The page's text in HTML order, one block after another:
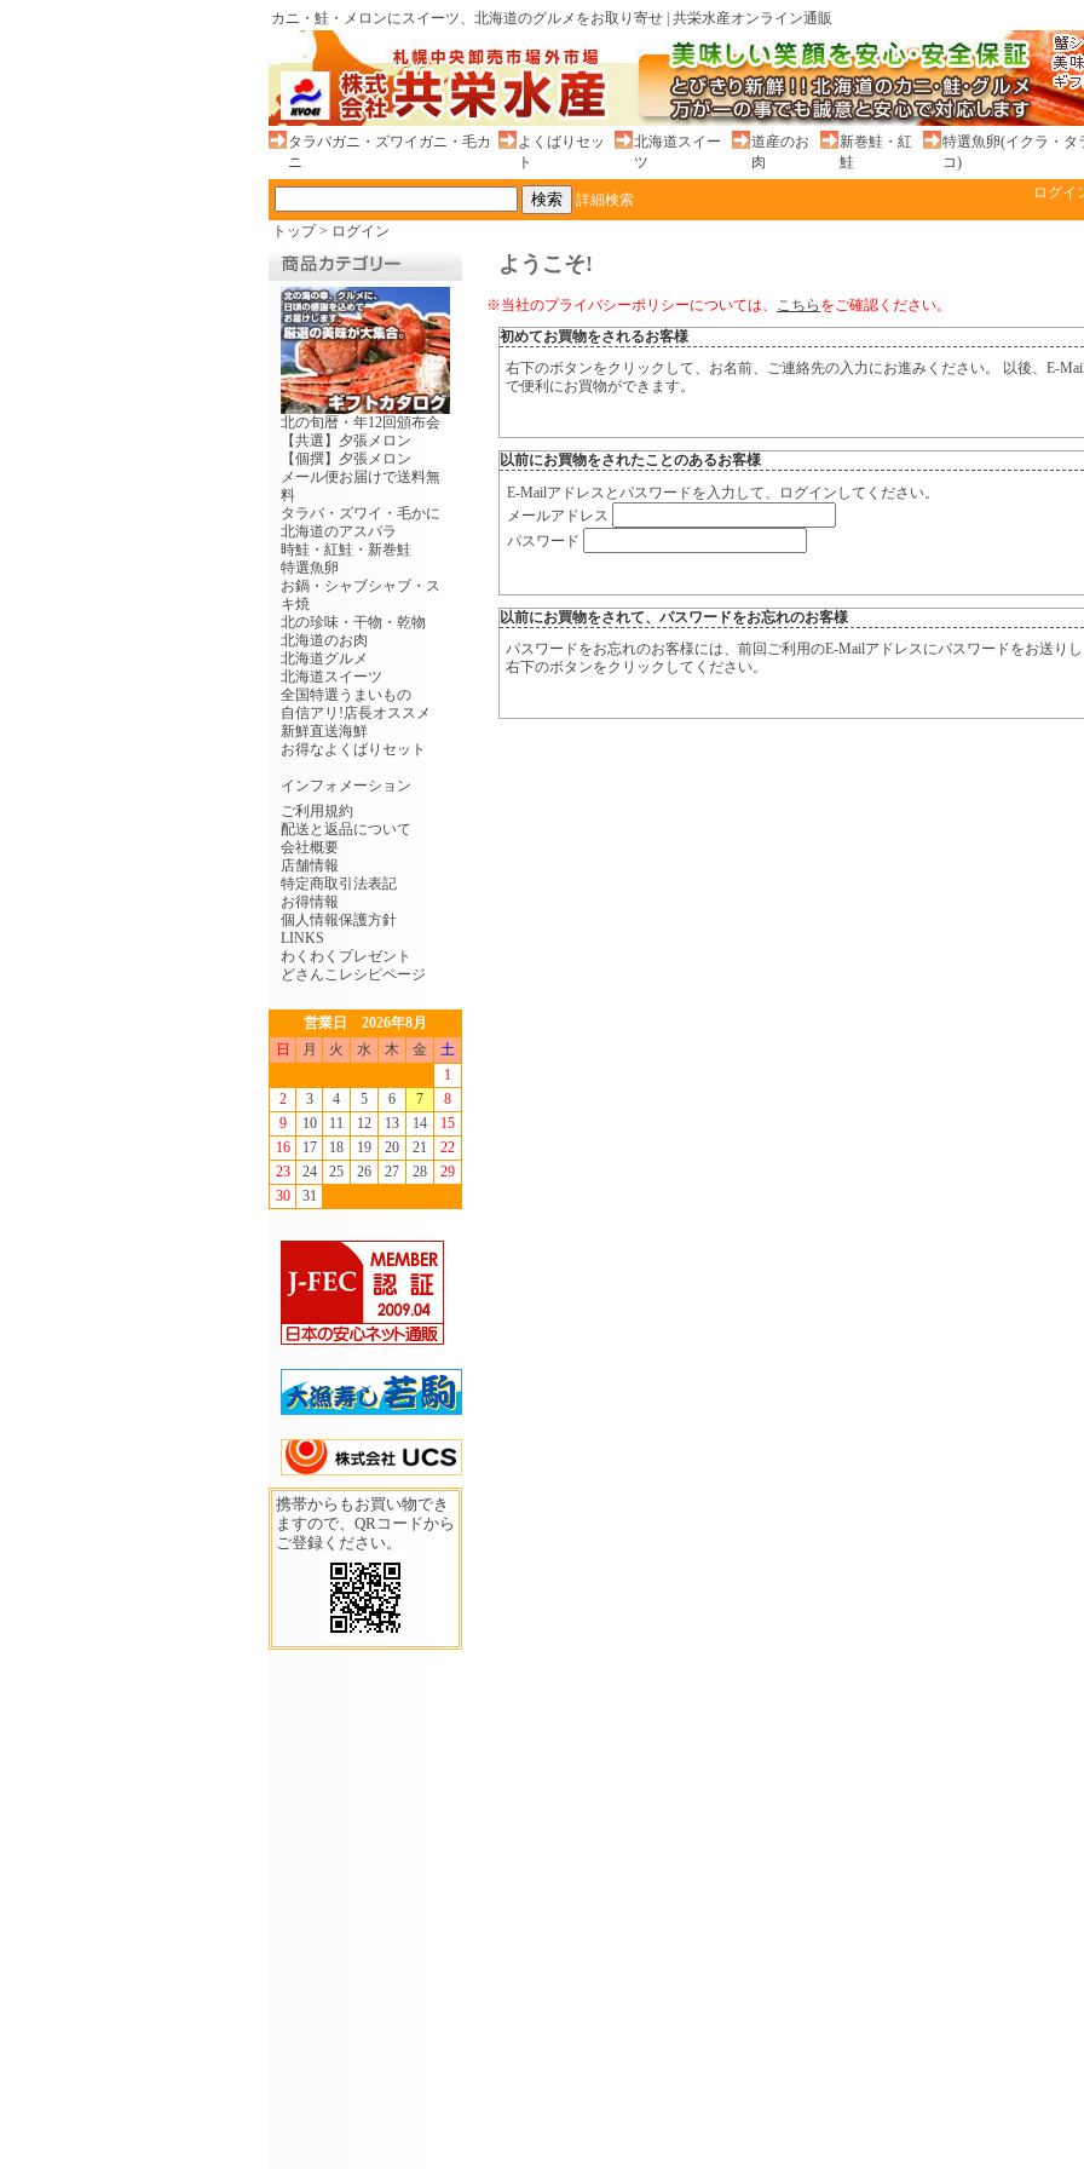
カニ・鮭・メロンにスイーツ、北海道のグルメをお取り寄せ | 共栄水産オンライン通販
タラバガニ・ズワイガニ・毛カ
ニ
よくばりセッ
ト
北海道スイー
ツ
道産のお
肉
新巻鮭・紅
鮭
特選魚卵(イクラ・タ
コ)
詳細検索 ログイ
トップ> ログイン
北の旬暦・年12回頒布会
【共選】夕張メロン
【個撰】夕張メロン
メール便お届けで送料無
料
タラバ・ズワイ・毛かに
北海道のアスパラ
時鮭・紅鮭・新巻鮭
特選魚卵
お鍋・シャブシャブ・ス
キ焼
北の珍味・干物・乾物
北海道のお肉
北海道グルメ
北海道スイーツ
全国特選うまいもの
自信アリ!店長オススメ
新鮮直送海鮮
お得なよくばりセット
インフォメーション
ご利用規約
配送と返品について
会社概要
店舗情報
特定商取引法表記
お得情報
個人情報保護方針
LINKS
わくわくプレゼント
どさんこレシピページ
営業日 2026年8月
日
月 火 水 木 金
土
1
2
3 4 5 6 7
8
9
10 11 12 13 14
15
16
17 18 19 20 21
22
23
24 25 26 27 28
29
30
31
携帯からもお買い物でき
ますので、QRコードから
ご登録ください。
ようこそ!
※当社のプライバシーポリシーについては、 こちら をご確認ください。
初めてお買物をされるお客様
右下のボタンをクリックして、お名前、ご連絡先の入力にお進みください。 以後、E-
で便利にお買物ができます。
以前にお買物をされたことのあるお客様
E-Mailアドレスとパスワードを入力して、ログインしてください。
メールアドレス
パスワード
以前にお買物をされて、パスワードをお忘れのお客様
パスワードをお忘れのお客様には、前回ご利用のE-Mailアドレスにパスワードをお送り
右下のボタンをクリックしてください。